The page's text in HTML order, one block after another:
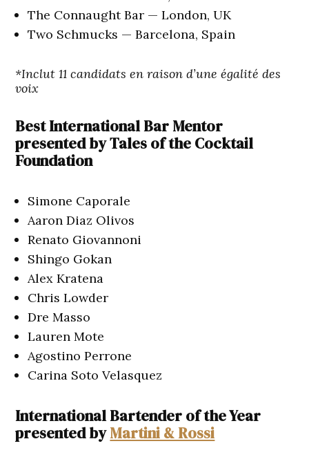
The Connaught Bar — London, UK
Two Schmucks — Barcelona, Spain
*Inclut 11 candidats en raison d’une égalité des
voix
Best International Bar Mentor
presented by Tales of the Cocktail
Foundation
Simone Caporale
Aaron Diaz Olivos
Renato Giovannoni
Shingo Gokan
Alex Kratena
Chris Lowder
Dre Masso
Lauren Mote
Agostino Perrone
Carina Soto Velasquez
International Bartender of the Year
presented byMartini & Rossi